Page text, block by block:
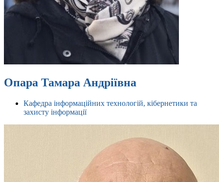
Опара Тамара Андріївна
Кафедра інформаційних технологій, кібернетики та
захисту інформації